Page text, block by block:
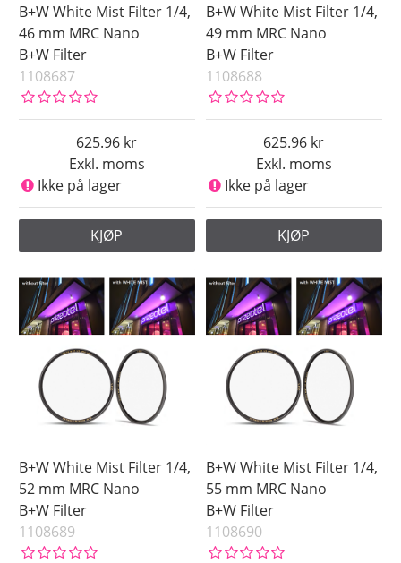
B+W White Mist Filter 1/4,
46 mm MRC Nano
B+W Filter
1108687
Exkl. moms
625.96
Ikke på lager
KJØP
B+W White Mist Filter 1/4,
49 mm MRC Nano
B+W Filter
1108688
Exkl. moms
625.96
Ikke på lager
KJØP
B+W White Mist Filter 1/4,
52 mm MRC Nano
B+W Filter
1108689
B+W White Mist Filter 1/4,
55 mm MRC Nano
B+W Filter
1108690